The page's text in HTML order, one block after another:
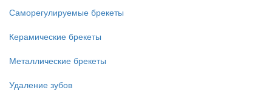
Саморегулируемые брекеты
Керамические брекеты
Металлические брекеты
Удаление зубов